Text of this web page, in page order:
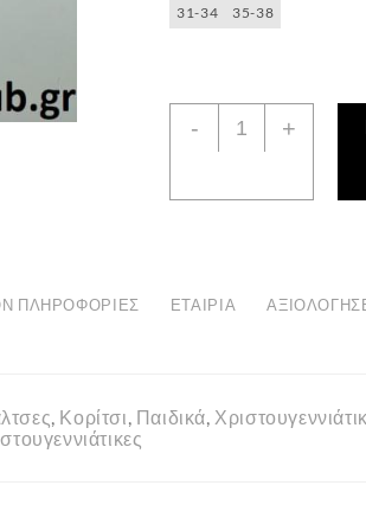
31-34 35-38
-
Παιδική
Χριστουγεννιάτικη
Πετσετέ
+
ΠΛΗΡΟΦΟΡΊΕΣ ΕΤΑΙΡΊΑ
, Κορίτσι, Παιδικά,